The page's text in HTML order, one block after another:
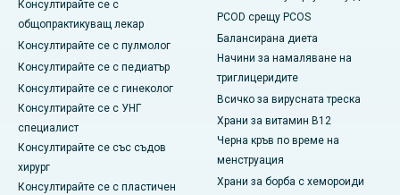
Консултирайте се с
общопрактикуващ лекар
Консултирайте се с пулмолог
Консултирайте се с педиатър
Консултирайте се с гинеколог
Консултирайте се с УНГ
специалист
Консултирайте се със съдов
хирург
Консултирайте се с пластичен
PCOD срещу PCOS
Балансирана диета
Начини за намаляване на
триглицеридите
Всичко за вирусната треска
Храни за витамин B12
Черна кръв по време на
менструация
Храни за борба с хемороиди